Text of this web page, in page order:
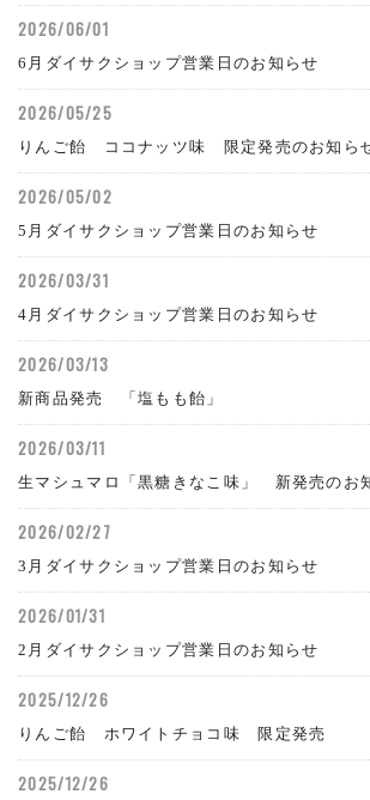
2026/06/01
6月ダイサクショップ営業日のお知らせ
2026/05/25
りんご飴 ココナッツ味 限定発売のお知ら
2026/05/02
5月ダイサクショップ営業日のお知らせ
2026/03/31
4月ダイサクショップ営業日のお知らせ
2026/03/13
新商品発売 「塩もも飴」
2026/03/11
生マシュマロ「黒糖きなこ味」 新発売のお
2026/02/27
3月ダイサクショップ営業日のお知らせ
2026/01/31
2月ダイサクショップ営業日のお知らせ
2025/12/26
りんご飴 ホワイトチョコ味 限定発売
2025/12/26